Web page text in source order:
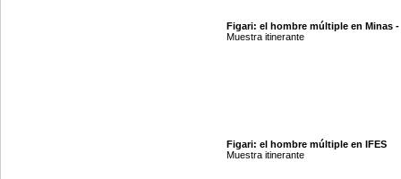
Figari: el hombre múltiple en Minas -
Muestra itinerante
Figari: el hombre múltiple en IFES
Muestra itinerante